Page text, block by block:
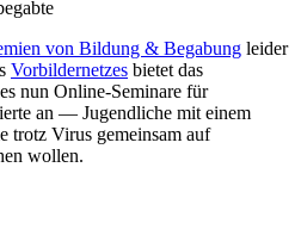
von Bildung & Begabung leider
Vorbildernetzes bietet das
nun Online-Seminare für
an — Jugendliche mit einem
trotz Virus gemeinsam auf
wollen.